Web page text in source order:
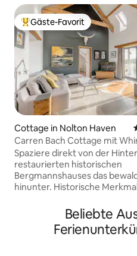
Beliebter Gäste-Favorit.
Gäste-Favorit
Cottage in Nolton Haven
Carren Bach Cottage mit
Hütte und Grillterrasse
Spaziere direkt von der
restaurierten historischen
Bergmannshauses das
hinunter. Historische
Decken treffen auf moderne
Annehmlichkeiten wie
Fußbodenheizung und eine
Beliebte